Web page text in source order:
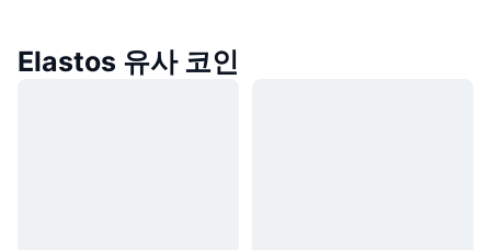
Elastos 유사 코인